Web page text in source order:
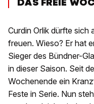
Curdin Orlik dürfte sich
freuen. Wieso? Er hat
Sieger des Bündner-
in dieser Saison. Seit
Wochenende ein
Feste in Serie. Nun